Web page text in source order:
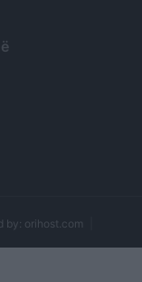
by: orihost.com